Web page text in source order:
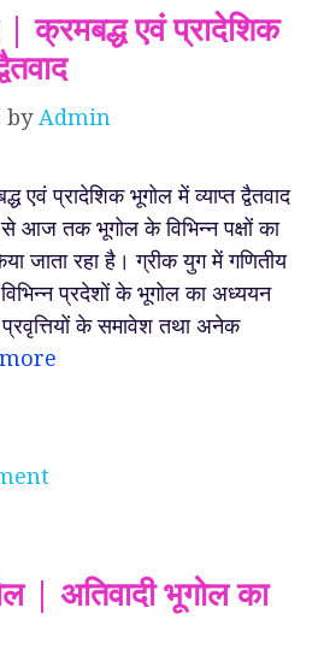
| क्रमबद्ध एवं प्रादेशिक
byAdmin
एवं प्रादेशिक भूगोल में व्याप्त द्वैतवाद
तक भूगोल के विभिन्न पक्षों का
जाता रहा है। ग्रीक युग में गणितीय
प्रदेशों के भूगोल का अध्ययन
के समावेश तथा अनेक
| अतिवादी भूगोल का